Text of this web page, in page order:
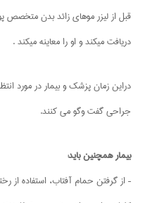
قبل از لیزر موهای زائد بدن متخصص
دریافت میکند و او را معاینه میکند .
دراین زمان پزشک و بیمار در مورد
جراحی گفت وگو می کنند.
بیمار همچنین باید:
– از گرفتن حمام آفتاب، استفاده از